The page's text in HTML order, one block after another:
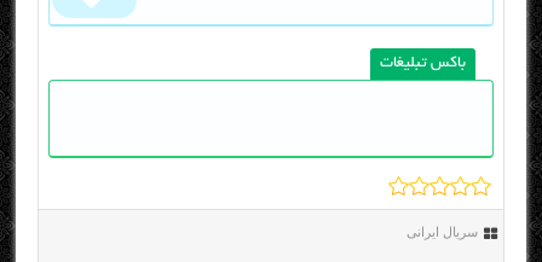
باکس تبلیغات
سریال ایرانی